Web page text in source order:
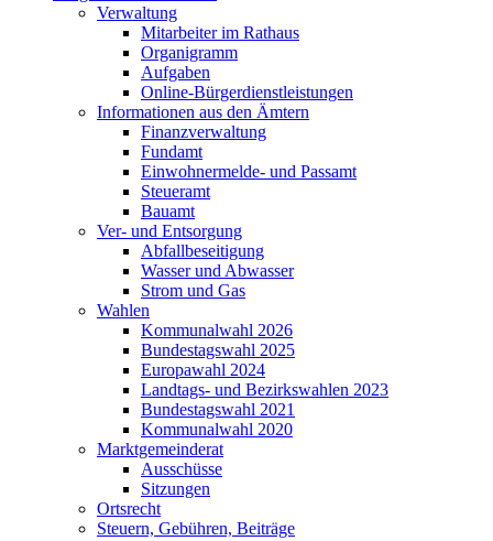
Verwaltung
Mitarbeiter im Rathaus
Organigramm
Aufgaben
Online-Bürgerdienstleistungen
Informationen aus den Ämtern
Finanzverwaltung
Fundamt
Einwohnermelde- und Passamt
Steueramt
Bauamt
Ver- und Entsorgung
Abfallbeseitigung
Wasser und Abwasser
Strom und Gas
Wahlen
Kommunalwahl 2026
Bundestagswahl 2025
Europawahl 2024
Landtags- und Bezirkswahlen 2023
Bundestagswahl 2021
Kommunalwahl 2020
Marktgemeinderat
Ausschüsse
Sitzungen
Ortsrecht
Steuern, Gebühren, Beiträge